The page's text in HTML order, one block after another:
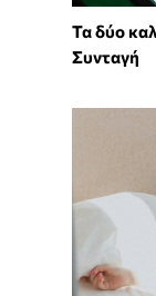
Τα δύο
Συνταγή